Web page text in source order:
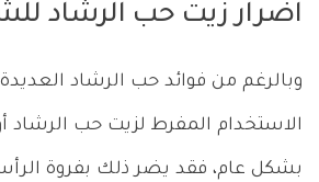
اضرار زيت حب الرشاد
وبالرغم من فوائد حب الرشاد
الاستخدام المفرط لزيت حب الرشاد
بشكل عام، فقد يضر ذلك بفروة